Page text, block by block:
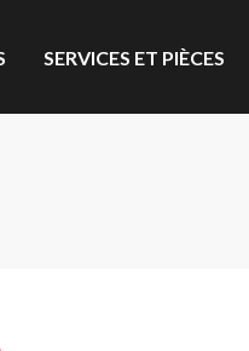
SERVICES ET PIÈCES